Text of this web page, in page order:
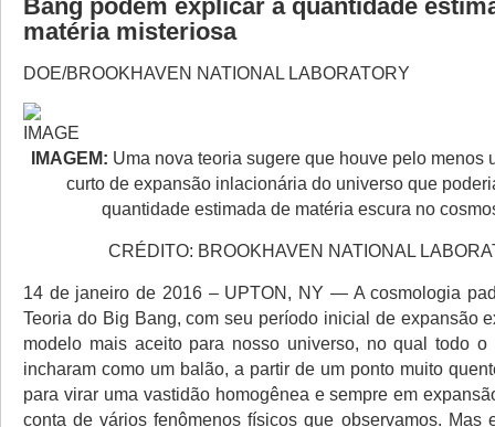
Bang podem explicar a quantidade
matéria misteriosa
DOE/BROOKHAVEN NATIONAL LABORATORY
IMAGEM: Uma nova teoria sugere que houve pelo menos
curto de expansão inlacionária do universo que
quantidade estimada de matéria escura no
CRÉDITO: BROOKHAVEN NATIONAL
14 de janeiro de 2016 – UPTON, NY — A cosmologia
Teoria do Big Bang, com seu período inicial de expansão
modelo mais aceito para nosso universo, no qual todo o
incharam como um balão, a partir de um ponto muito
para virar uma vastidão homogênea e sempre em
conta de vários fenômenos físicos que observamos. Mas